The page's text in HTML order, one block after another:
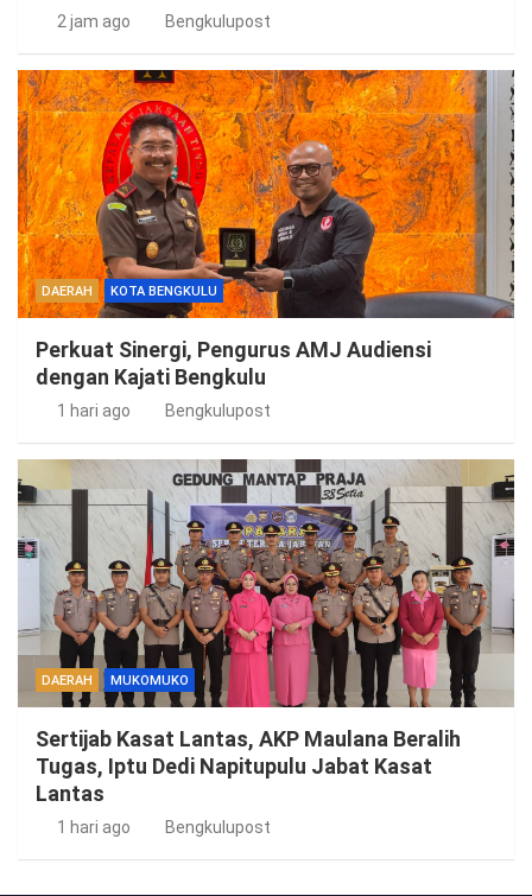
2 jam ago Bengkulupost
DAERAH KOTA BENGKULU
Perkuat Sinergi, Pengurus AMJ Audiensi
dengan Kajati Bengkulu
1 hari ago Bengkulupost
DAERAH MUKOMUKO
Sertijab Kasat Lantas, AKP Maulana Beralih
Tugas, Iptu Dedi Napitupulu Jabat Kasat
Lantas
1 hari ago Bengkulupost